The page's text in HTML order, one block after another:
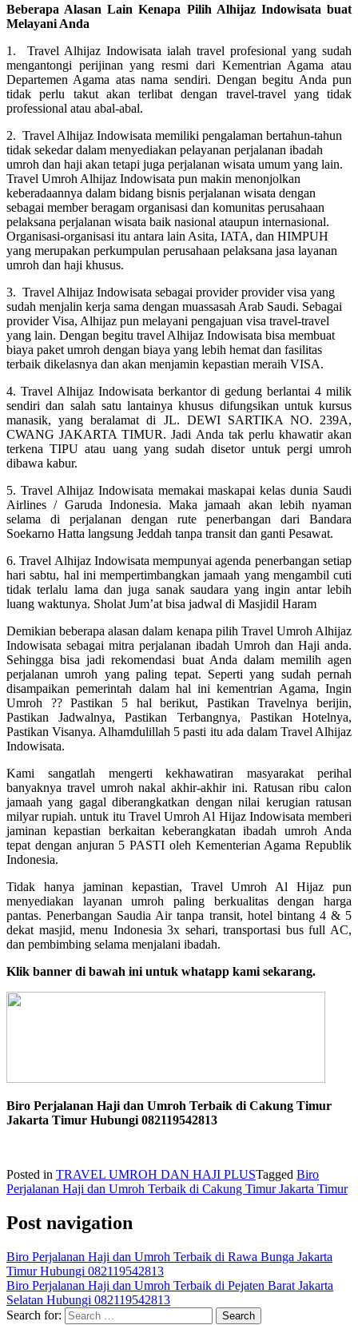
Beberapa Alasan Lain Kenapa Pilih Alhijaz Indowisata buat
Melayani Anda
1. Travel Alhijaz Indowisata ialah travel profesional yang sudah
mengantongi perijinan yang resmi dari Kementrian Agama atau
Departemen Agama atas nama sendiri. Dengan begitu Anda pun
tidak perlu takut akan terlibat dengan travel-travel yang tidak
professional atau abal-abal.
2. Travel Alhijaz Indowisata memiliki pengalaman bertahun-tahun
tidak sekedar dalam menyediakan pelayanan perjalanan ibadah
umroh dan haji akan tetapi juga perjalanan wisata umum yang lain.
Travel Umroh Alhijaz Indowisata pun makin menonjolkan
keberadaannya dalam bidang bisnis perjalanan wisata dengan
sebagai member beragam organisasi dan komunitas perusahaan
pelaksana perjalanan wisata baik nasional ataupun internasional.
Organisasi-organisasi itu antara lain Asita, IATA, dan HIMPUH
yang merupakan perkumpulan perusahaan pelaksana jasa layanan
umroh dan haji khusus.
3. Travel Alhijaz Indowisata sebagai provider provider visa yang
sudah menjalin kerja sama dengan muassasah Arab Saudi. Sebagai
provider Visa, Alhijaz pun melayani pengajuan visa travel-travel
yang lain. Dengan begitu travel Alhijaz Indowisata bisa membuat
biaya paket umroh dengan biaya yang lebih hemat dan fasilitas
terbaik dikelasnya dan akan menjamin kepastian meraih VISA.
4. Travel Alhijaz Indowisata berkantor di gedung berlantai 4 milik
sendiri dan salah satu lantainya khusus difungsikan untuk kursus
manasik, yang beralamat di JL. DEWI SARTIKA NO. 239A,
CWANG JAKARTA TIMUR. Jadi Anda tak perlu khawatir akan
terkena TIPU atau uang yang sudah disetor untuk pergi umroh
dibawa kabur.
5. Travel Alhijaz Indowisata memakai maskapai kelas dunia Saudi
Airlines / Garuda Indonesia. Maka jamaah akan lebih nyaman
selama di perjalanan dengan rute penerbangan dari Bandara
Soekarno Hatta langsung Jeddah tanpa transit dan ganti Pesawat.
6. Travel Alhijaz Indowisata mempunyai agenda penerbangan setiap
hari sabtu, hal ini mempertimbangkan jamaah yang mengambil cuti
tidak terlalu lama dan juga sanak saudara yang ingin antar lebih
luang waktunya. Sholat Jum’at bisa jadwal di Masjidil Haram
Demikian beberapa alasan dalam kenapa pilih Travel Umroh Alhijaz
Indowisata sebagai mitra perjalanan ibadah Umroh dan Haji anda.
Sehingga bisa jadi rekomendasi buat Anda dalam memilih agen
perjalanan umroh yang paling tepat. Seperti yang sudah pernah
disampaikan pemerintah dalam hal ini kementrian Agama, Ingin
Umroh ?? Pastikan 5 hal berikut, Pastikan Travelnya berijin,
Pastikan Jadwalnya, Pastikan Terbangnya, Pastikan Hotelnya,
Pastikan Visanya. Alhamdulillah 5 pasti itu ada dalam Travel Alhijaz
Indowisata.
Kami sangatlah mengerti kekhawatiran masyarakat perihal
banyaknya travel umroh nakal akhir-akhir ini. Ratusan ribu calon
jamaah yang gagal diberangkatkan dengan nilai kerugian ratusan
milyar rupiah. untuk itu Travel Umroh Al Hijaz Indowisata memberi
jaminan kepastian berkaitan keberangkatan ibadah umroh Anda
tepat dengan anjuran 5 PASTI oleh Kementerian Agama Republik
Indonesia.
Tidak hanya jaminan kepastian, Travel Umroh Al Hijaz pun
menyediakan layanan umroh paling berkualitas dengan harga
pantas. Penerbangan Saudia Air tanpa transit, hotel bintang 4 & 5
dekat masjid, menu Indonesia 3x sehari, transportasi bus full AC,
dan pembimbing selama menjalani ibadah.
Klik banner di bawah ini untuk whatapp kami sekarang.
Biro Perjalanan Haji dan Umroh Terbaik di Cakung Timur
Jakarta Timur Hubungi 082119542813
Posted in TRAVEL UMROH DAN HAJI PLUSTagged Biro
Perjalanan Haji dan Umroh Terbaik di Cakung Timur Jakarta Timur
Post navigation
Biro Perjalanan Haji dan Umroh Terbaik di Rawa Bunga Jakarta
Timur Hubungi 082119542813
Biro Perjalanan Haji dan Umroh Terbaik di Pejaten Barat Jakarta
Selatan Hubungi 082119542813
Search for: